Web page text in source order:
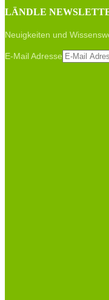
LÄNDLE
Neuigkeiten und
E-Mail Adresse